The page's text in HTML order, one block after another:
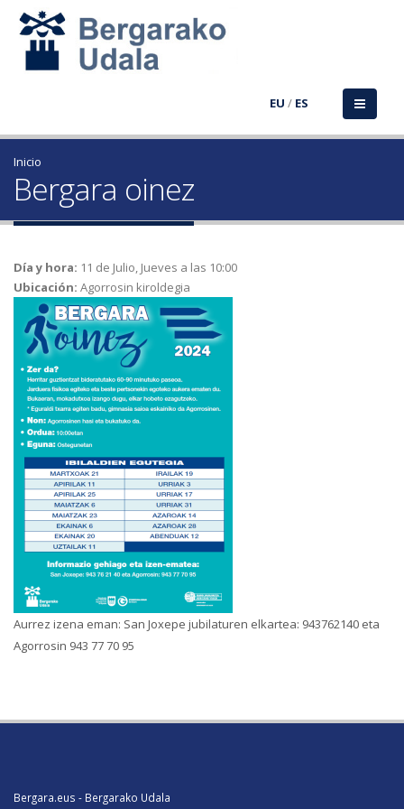
EU / ES
Inicio
Bergara oinez
Día y hora: 11 de Julio, Jueves a las 10:00
Ubicación: Agorrosin kiroldegia
Aurrez izena eman: San Joxepe jubilaturen elkartea: 943762140 eta
Agorrosin 943 77 70 95
Bergara.eus - Bergarako Udala